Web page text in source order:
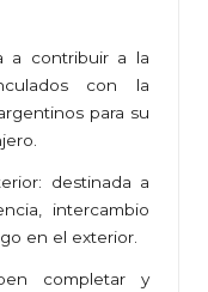
a contribuir a la
con la
para su
destinada a
intercambio
en el exterior.
completar y